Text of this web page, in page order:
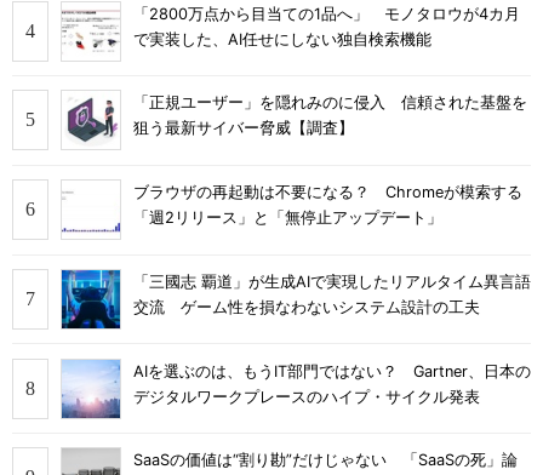
「2800万点から目当ての1品へ」 モノタロウが4カ月
で実装した、AI任せにしない独自検索機能
「正規ユーザー」を隠れみのに侵入 信頼された基盤を
狙う最新サイバー脅威【調査】
ブラウザの再起動は不要になる？ Chromeが模索する
「週2リリース」と「無停止アップデート」
「三國志 覇道」が生成AIで実現したリアルタイム異言語
交流 ゲーム性を損なわないシステム設計の工夫
AIを選ぶのは、もうIT部門ではない？ Gartner、日本の
デジタルワークプレースのハイプ・サイクル発表
SaaSの価値は“割り勘”だけじゃない 「SaaSの死」論